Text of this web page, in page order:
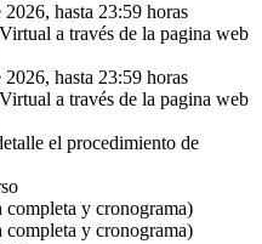
hasta 23:59 horas
a través de la pagina web
hasta 23:59 horas
a través de la pagina web
el procedimiento de
completa y cronograma)
completa y cronograma)